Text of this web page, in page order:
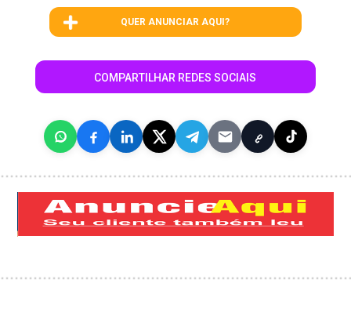
QUER ANUNCIAR AQUI?
COMPARTILHAR REDES SOCIAIS